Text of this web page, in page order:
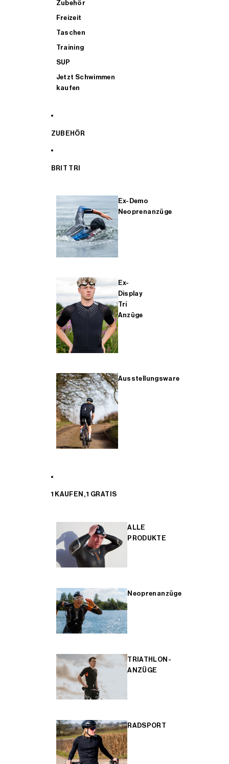
Zubehör
Freizeit
Taschen
Training
SUP
Jetzt Schwimmen
kaufen
ZUBEHÖR
BRIT TRI
Ex-Demo
Neoprenanzüge
Ex-
Display
Tri
Anzüge
Ausstellungsware
1 KAUFEN, 1 GRATIS
ALLE
PRODUKTE
Neoprenanzüge
TRIATHLON-
ANZÜGE
RADSPORT